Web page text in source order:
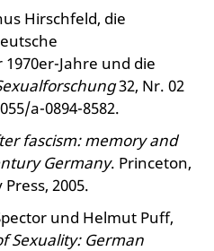
Hirschfeld, die
Jahre und die
32, Nr. 02
a-0894-8582.
fascism: memory and
Germany. Princeton,
2005.
und Helmut Puff,
Sexuality: German